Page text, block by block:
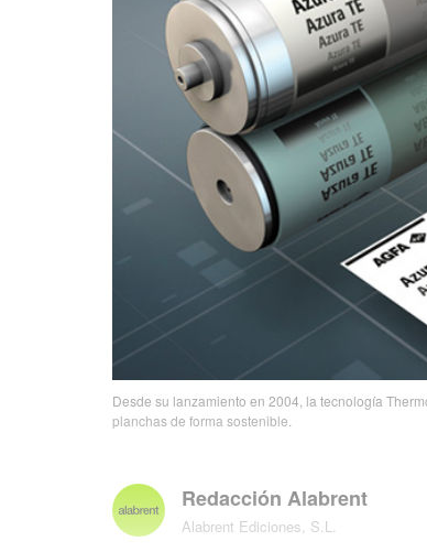
Desde su lanzamiento en 2004, la tecnología
planchas de forma sostenible.
Redacción Alabrent
Alabrent Ediciones, S.L.